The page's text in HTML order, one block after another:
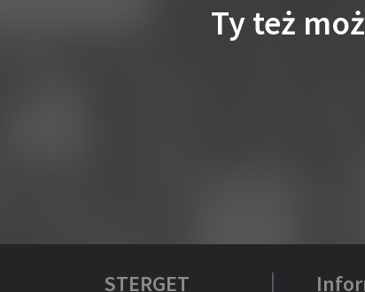
Ty też
STERGET